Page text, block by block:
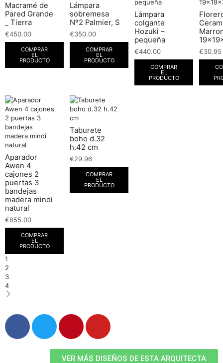
Macramé de
Pared Grande
_ Tierra
€450.00
COMPRAR
EL
PRODUCTO
Lámpara
sobremesa
Nº2 Palmier, S
€350.00
COMPRAR
EL
PRODUCTO
Lámpara
colgante
Hozuki –
pequeña
€440.00
COMPRAR
EL
PRODUCTO
€30.95
Aparador
Awen 4
cajones 2
puertas 3
bandejas
madera mindi
natural
€855.00
COMPRAR
EL
PRODUCTO
Taburete
boho d.32
h.42 cm
€29.96
COMPRAR
EL
PRODUCTO
1
2
3
4
VER MÁS DISEÑOS DE ESTA ARQUITECTA